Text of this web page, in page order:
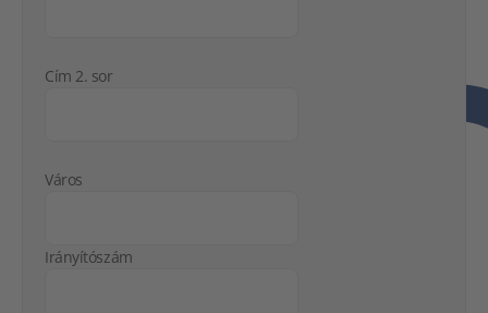
Cím 2. sor
Város
Irányítószám